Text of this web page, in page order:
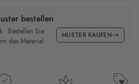
bestellen
Bestellen Sie
das Material
MUSTER KAUFEN